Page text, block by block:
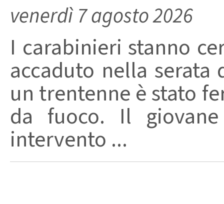
venerdì 7 agosto 2026
I carabinieri stanno
accaduto nella serata
un trentenne è stato
da fuoco. Il
intervento ...